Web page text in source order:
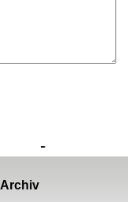
-
Archiv